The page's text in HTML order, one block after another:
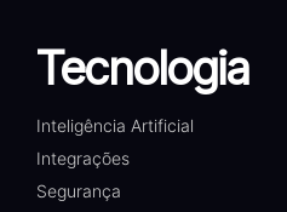
Tecnologia
Inteligência Artificial
Integrações
Segurança